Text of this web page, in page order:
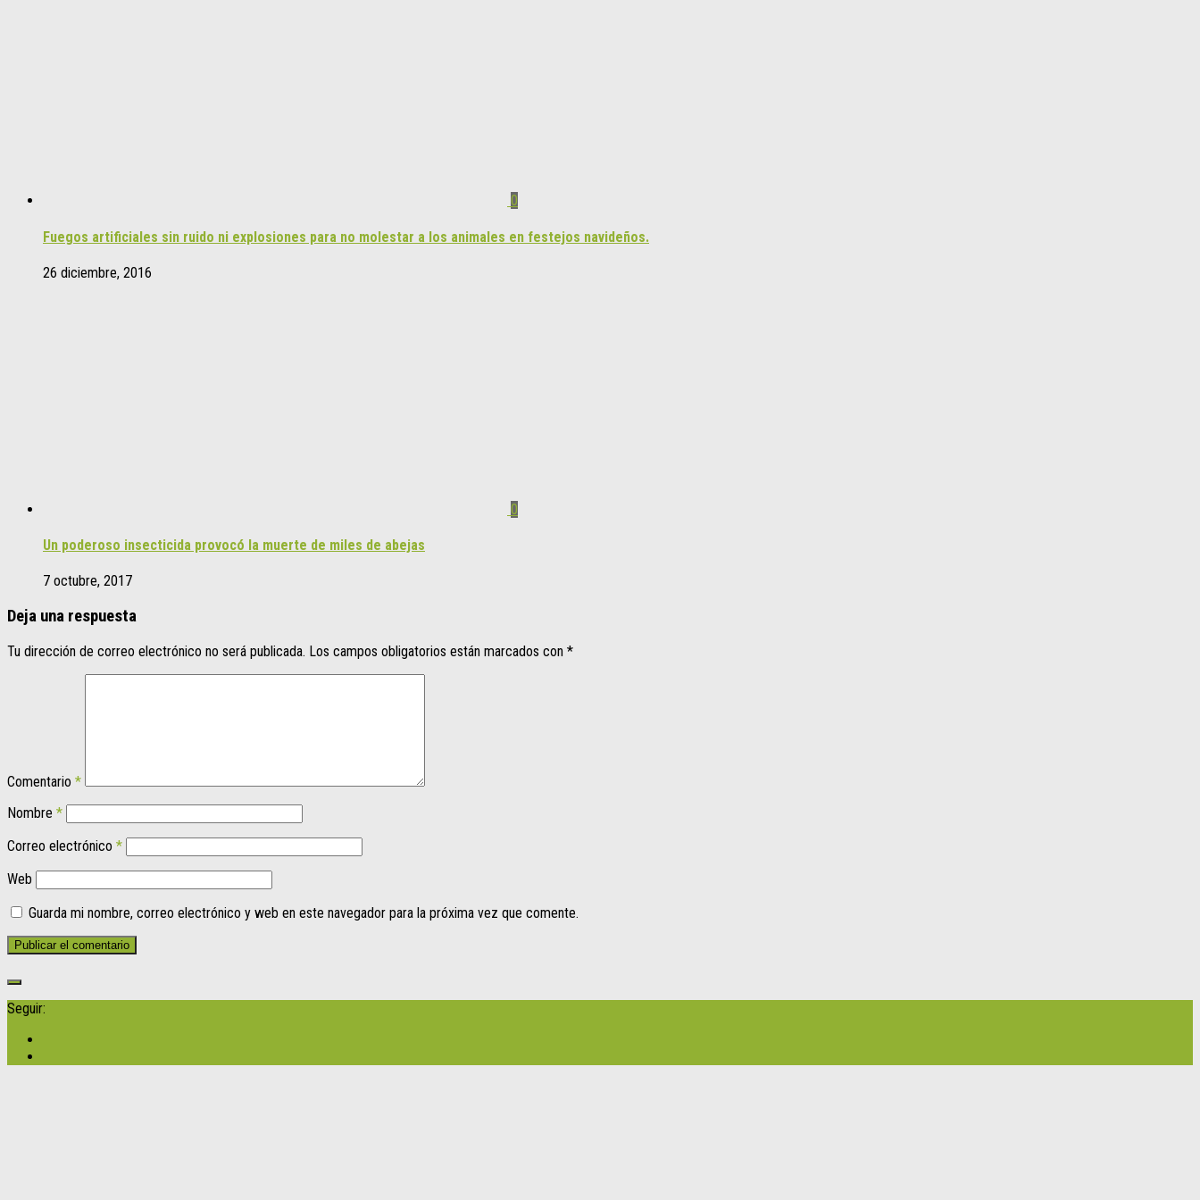
0
Fuegos artificiales sin ruido ni explosiones para no molestar a los animales en festejos navideños.
26 diciembre, 2016
0
Un poderoso insecticida provocó la muerte de miles de abejas
7 octubre, 2017
Deja una respuesta
Tu dirección de correo electrónico no será publicada. Los campos obligatorios están marcados con *
Comentario *
Nombre *
Correo electrónico *
Web
Guarda mi nombre, correo electrónico y web en este navegador para la próxima vez que comente.
Seguir: